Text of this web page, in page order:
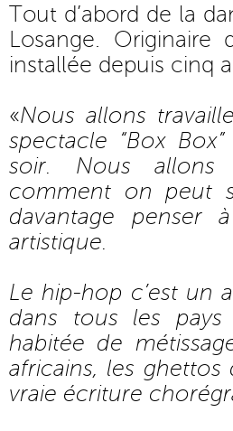
Tout d’abord de la
Losange.
installée depuis cinq
«Nous allons
spectacle “Box
soir. Nous allons
comment on peut
davantage penser
artistique.
Le hip-hop c’est un
dans tous les
habitée de
africains, les
vraie écriture